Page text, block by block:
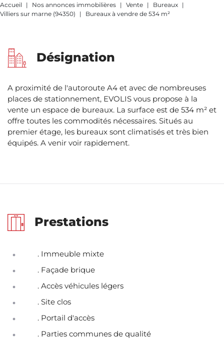
Accueil Nos annonces immobilières Vente
Bureaux
Villiers sur marne (94350)
Bureaux à vendre de 534 m²
Désignation
A proximité de l'autoroute A4 et avec de nombreuses
places de stationnement, EVOLIS vous propose à la
vente un espace de bureaux. La surface est de 534 m² et
offre toutes les commodités nécessaires. Situés au
premier étage, les bureaux sont climatisés et très bien
équipés. A venir voir rapidement.
Prestations
. Immeuble mixte
. Façade brique
. Accès véhicules légers
. Site clos
. Portail d'accès
. Parties communes de qualité